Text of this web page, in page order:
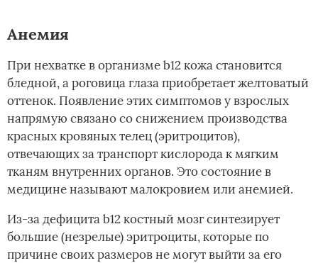
Анемия
При нехватке в организме b12 кожа становится
бледной, а роговица глаза приобретает желтоватый
оттенок. Появление этих симптомов у взрослых
напрямую связано со снижением производства
красных кровяных телец (эритроцитов),
отвечающих за транспорт кислорода к мягким
тканям внутренних органов. Это состояние в
медицине называют малокровием или анемией.
Из-за дефицита b12 костный мозг синтезирует
большие (незрелые) эритроциты, которые по
причине своих размеров не могут выйти за его